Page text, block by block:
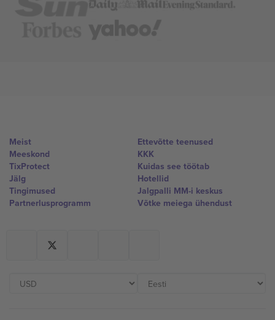
Meist
Meeskond
TixProtect
Jälg
Tingimused
Partnerlusprogramm
Ettevõtte teenused
KKK
Kuidas see töötab
Hotellid
Jalgpalli MM-i keskus
Võtke meiega ühendust